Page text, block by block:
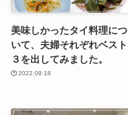
美味しかったタイ料理につ
いて、夫婦それぞれベスト
３を出してみました。
2022.09.18